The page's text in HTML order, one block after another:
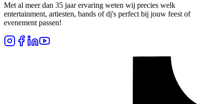
Met al meer dan 35 jaar ervaring weten wij precies welk
entertainment, artiesten, bands of dj's perfect bij jouw feest of
evenement passen!